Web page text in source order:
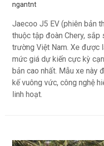
ngantnt
Jaecoo J5 EV (phiên bản
thuộc tập đoàn Chery,
trường Việt Nam. Xe được
mức giá dự kiến cực kỳ
bản cao nhất. Mẫu xe này
kế vuông vức, công nghệ
linh hoạt.